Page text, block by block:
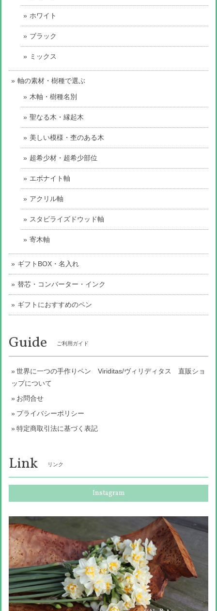
ホワイト
ブラック
ミックス
軸の素材・樹種で選ぶ
木軸・樹種名別
聖なる木・縁起木
美しい模様・杢のある木
超希少材・超希少部位
エボナイト軸
アクリル軸
スタビライズドウッド軸
寄木軸
ギフトBOX・名入れ
替芯・コンバーター・インク
ギフトにおすすめのペン
Guide ご利用ガイド
世界に一つの手作りペン Viriditas/ヴィリディタス 直販ショ
ップについて
お問合せ
プライバシーポリシー
特定商取引法に基づく表記
Link リンク
Instagram